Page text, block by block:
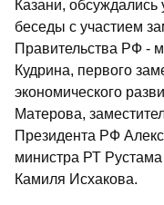
Казани,
беседы с участием
Правительства РФ -
Кудрина, первого
экономического
Матерова,
Президента РФ
министра РТ
Камиля Исхакова.